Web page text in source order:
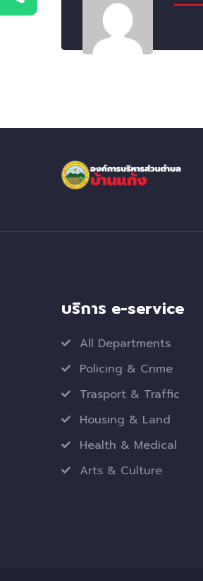
บริการ e-service
All Departments
Policing & Crime
Trasport & Traffic
Housing & Land
Health & Medical
Arts & Culture